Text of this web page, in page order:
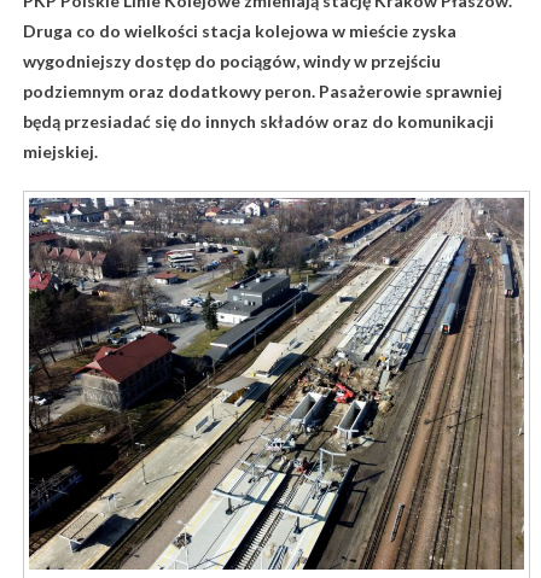
Druga co do wielkości stacja kolejowa w mieście zyska
wygodniejszy dostęp do pociągów, windy w przejściu
podziemnym oraz dodatkowy peron. Pasażerowie sprawniej
będą przesiadać się do innych składów oraz do komunikacji
miejskiej.